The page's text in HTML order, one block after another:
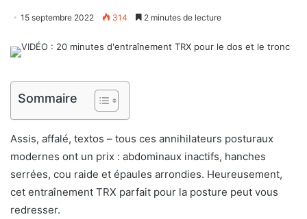
15 septembre 2022 314 2 minutes de lecture
Sommaire
Assis, affalé, textos – tous ces annihilateurs posturaux
modernes ont un prix : abdominaux inactifs, hanches
serrées, cou raide et épaules arrondies. Heureusement,
cet entraînement TRX parfait pour la posture peut vous
redresser.